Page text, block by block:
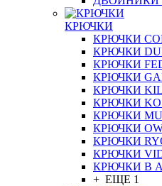
КРЮЧКИ
КРЮЧКИ
КРЮЧКИ
КРЮЧКИ
КРЮЧКИ
КРЮЧКИ
КРЮЧКИ
КРЮЧКИ
КРЮЧКИ
КРЮЧКИ
КРЮЧКИ
КРЮЧКИ В
+ ЕЩЕ 1